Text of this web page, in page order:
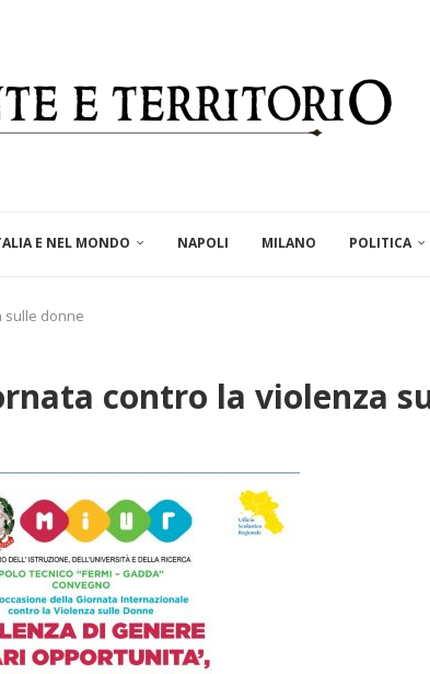
E NEL MONDO NAPOLI MILANO POLITICA
sulle donne
contro la violenza